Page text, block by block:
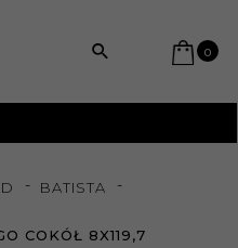
0
BATISTA
COKÓŁ 8X119,7